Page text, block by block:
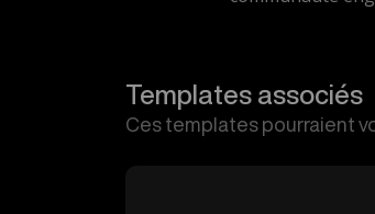
Templates associés
Ces templates pourraient